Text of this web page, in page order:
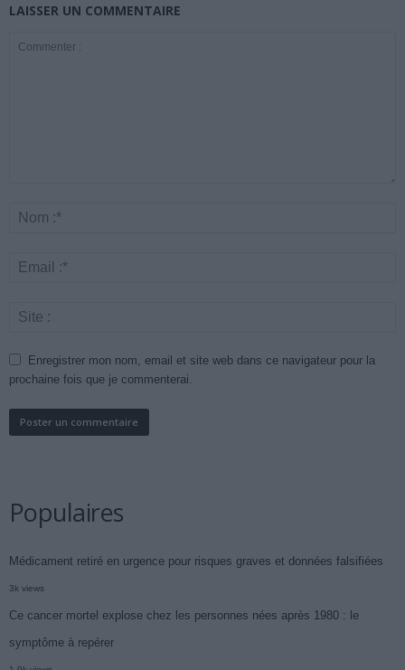
LAISSER UN COMMENTAIRE
Enregistrer mon nom, email et site web dans ce navigateur pour la
prochaine fois que je commenterai.
Populaires
Médicament retiré en urgence pour risques graves et données falsifiées
3k views
Ce cancer mortel explose chez les personnes nées après 1980 : le
symptôme à repérer